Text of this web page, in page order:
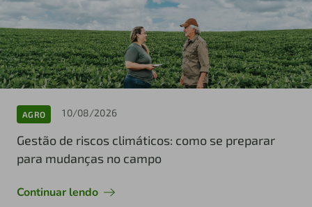
AGRO 10/08/2026
Gestão de riscos climáticos: como se preparar
para mudanças no campo
Continuar lendo